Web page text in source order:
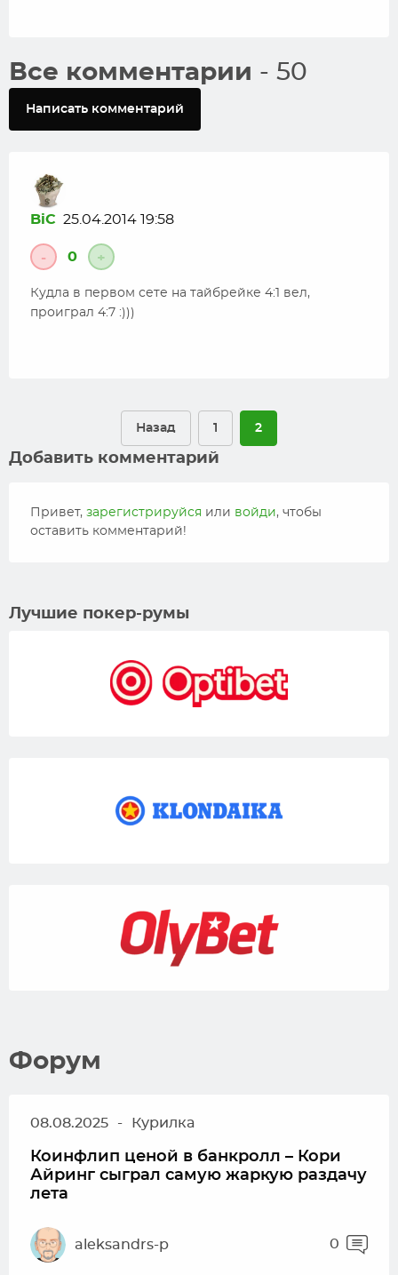
Все комментарии - 50
Написать комментарий
BiC 25.04.2014 19:58
- 0 +
Кудла в первом сете на тайбрейке 4:1 вел,
проиграл 4:7 :)))
Назад 1 2
Добавить комментарий
Привет, зарегистрируйся или войди, чтобы
оставить комментарий!
Лучшие покер-румы
Форум
08.08.2025 - Курилка
Коинфлип ценой в банкролл – Кори
Айринг сыграл самую жаркую раздачу
лета
aleksandrs-p 0